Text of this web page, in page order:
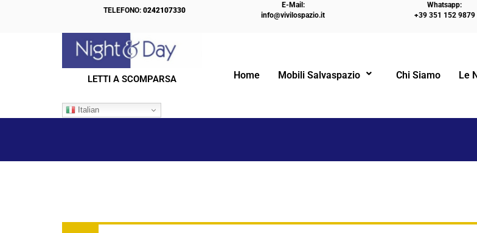
TELEFONO:0242107330
E-Mail:
info@vivilospazio.it
Whatsapp:
+39 351 152 9879
LETTI A SCOMPARSA
Italian
Home Mobili Salvaspazio Chi Siamo Le
IL NOSTRO BLOG!